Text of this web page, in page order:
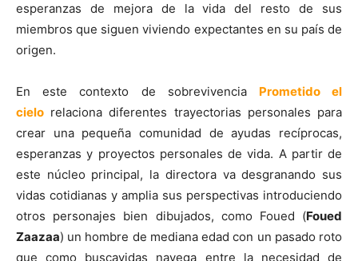
esperanzas de mejora de la vida del resto de sus
miembros que siguen viviendo expectantes en su país de
origen.
En este contexto de sobrevivencia Prometido el
cielo relaciona diferentes trayectorias personales para
crear una pequeña comunidad de ayudas recíprocas,
esperanzas y proyectos personales de vida. A partir de
este núcleo principal, la directora va desgranando sus
vidas cotidianas y amplia sus perspectivas introduciendo
otros personajes bien dibujados, como Foued (Foued
Zaazaa) un hombre de mediana edad con un pasado roto
que como buscavidas navega entre la necesidad de